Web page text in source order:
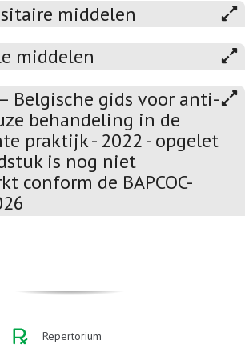
middelen
middelen
– Belgische gids voor anti-
behandeling in de
praktijk - 2022 - opgelet
is nog niet
conform de BAPCOC-
Repertorium